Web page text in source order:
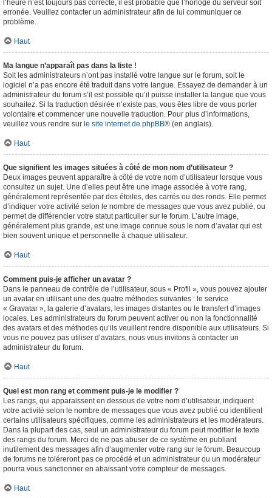
l’heure n’est toujours pas correcte, il est probable que l’horloge du serveur soit
erronée. Veuillez contacter un administrateur afin de lui communiquer ce
problème.
Haut
Ma langue n’apparaît pas dans la liste !
Soit les administrateurs n’ont pas installé votre langue sur le forum, soit le
logiciel n’a pas encore été traduit dans votre langue. Essayez de demander à un
administrateur du forum s’il est possible qu’il puisse installer la langue que vous
souhaitez. Si la traduction désirée n’existe pas, vous êtes libre de vous porter
volontaire et commencer une nouvelle traduction. Pour plus d’informations,
veuillez vous rendre sur le site internet de phpBB® (en anglais).
Haut
Que signifient les images situées à côté de mon nom d’utilisateur ?
Deux images peuvent apparaître à côté de votre nom d’utilisateur lorsque vous
consultez un sujet. Une d’elles peut être une image associée à votre rang,
généralement représentée par des étoiles, des carrés ou des ronds. Elle permet
d’indiquer votre activité selon le nombre de messages que vous avez publié, ou
permet de différencier votre statut particulier sur le forum. L’autre image,
généralement plus grande, est une image connue sous le nom d’avatar qui est
bien souvent unique et personnelle à chaque utilisateur.
Haut
Comment puis-je afficher un avatar ?
Dans le panneau de contrôle de l’utilisateur, sous « Profil », vous pouvez ajouter
un avatar en utilisant une des quatre méthodes suivantes : le service
« Gravatar », la galerie d’avatars, les images distantes ou le transfert d’images
locales. Les administrateurs du forum peuvent activer ou non la fonctionnalité
des avatars et des méthodes qu’ils veuillent rendre disponible aux utilisateurs. Si
vous ne pouvez pas utiliser d’avatars, nous vous invitons à contacter un
administrateur du forum.
Haut
Quel est mon rang et comment puis-je le modifier ?
Les rangs, qui apparaissent en dessous de votre nom d’utilisateur, indiquent
votre activité selon le nombre de messages que vous avez publié ou identifient
certains utilisateurs spécifiques, comme les administrateurs et les modérateurs.
Dans la plupart des cas, seul un administrateur du forum peut modifier le texte
des rangs du forum. Merci de ne pas abuser de ce système en publiant
inutilement des messages afin d’augmenter votre rang sur le forum. Beaucoup
de forums ne toléreront pas ce procédé et un administrateur ou un modérateur
pourra vous sanctionner en abaissant votre compteur de messages.
Haut